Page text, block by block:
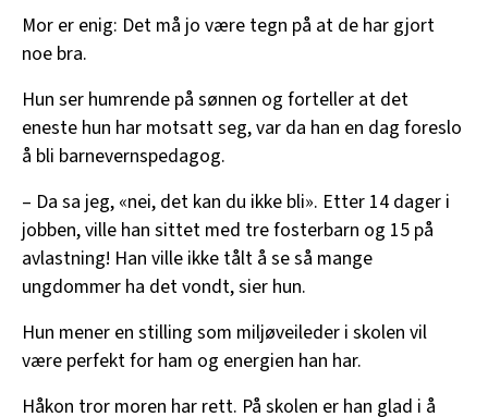
Mor er enig: Det må jo være tegn på at de har gjort
noe bra.
Hun ser humrende på sønnen og forteller at det
eneste hun har motsatt seg, var da han en dag foreslo
å bli barnevernspedagog.
– Da sa jeg, «nei, det kan du ikke bli». Etter 14 dager i
jobben, ville han sittet med tre fosterbarn og 15 på
avlastning! Han ville ikke tålt å se så mange
ungdommer ha det vondt, sier hun.
Hun mener en stilling som miljøveileder i skolen vil
være perfekt for ham og energien han har.
Håkon tror moren har rett. På skolen er han glad i å